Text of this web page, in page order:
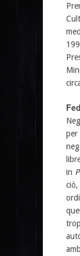
per
in
ciò,